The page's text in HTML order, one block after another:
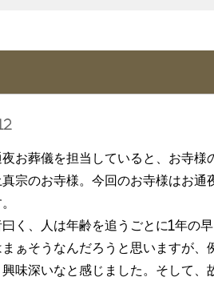
お葬儀を担当していると、お寺様
宗のお寺様。今回のお寺様はお
く、人は年齢を追うごとに1年の
まぁそうなんだろうと思いますが
興味深いなと感じました。そして